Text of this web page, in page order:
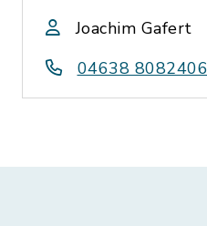
Joachim Gafert
04638 8082406